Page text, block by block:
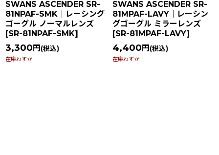
SWANS ASCENDER SR-
81NPAF-SMK｜レーシング
ゴーグル ノーマルレンズ
[SR-81NPAF-SMK]
3,300 円 (税込)
在庫わずか
SWANS ASCENDER SR-
81MPAF-LAVY｜レーシン
グゴーグル ミラーレンズ
[SR-81MPAF-LAVY]
4,400 円 (税込)
在庫わずか